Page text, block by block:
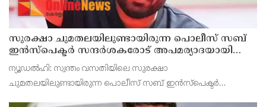
സുരക്ഷാ ചുമതലയിലുണ്ടായിരുന്ന പൊലീസ് സബ്
ഇൻസ്പെക്ടർ സന്ദർശകരോട് അപമര്യാദയായി
പെരുമാറി : എസ്‌.ഐയെ മാറ്റണമെന്ന് അഭിജീത്
ദിപ്കെ
ന‍്യൂഡൽഹി: സ്വന്തം വസതിയിലെ സുരക്ഷാ
ചുമതലയിലുണ്ടായിരുന്ന പൊലീസ് സബ് ഇൻസ്പെക്ടർ